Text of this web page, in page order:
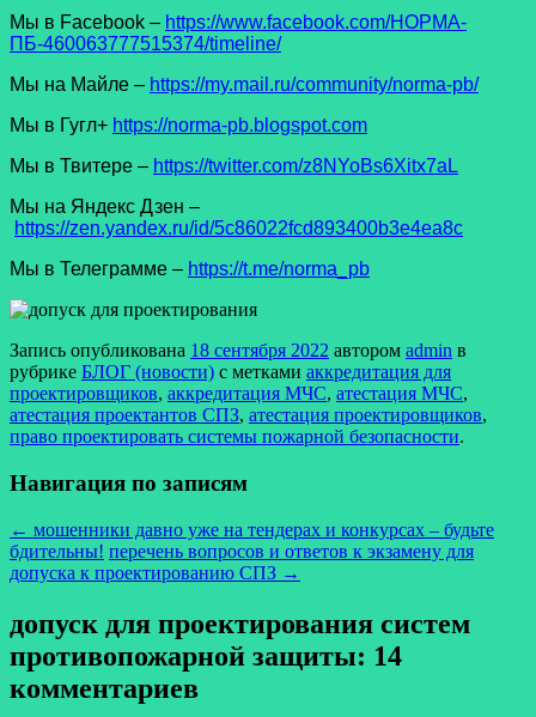
Мы в Facеbook – https://www.facebook.com/НОРМА-
ПБ-460063777515374/timeline/
Мы на Майле – https://my.mail.ru/community/norma-pb/
Мы в Гугл+ https://norma-pb.blogspot.com
Мы в Твитере – https://twitter.com/z8NYoBs6Xitx7aL
Мы на Яндекс Дзен –
https://zen.yandex.ru/id/5c86022fcd893400b3e4ea8c
Мы в Телеграмме – https://t.me/norma_pb
Запись опубликована 18 сентября 2022 автором admin в
рубрике БЛОГ (новости) с метками аккредитация для
проектировщиков, аккредитация МЧС, атестация МЧС,
атестация проектантов СПЗ, атестация проектировщиков,
право проектировать системы пожарной безопасности.
Навигация по записям
← мошенники давно уже на тендерах и конкурсах – будьте
бдительны! перечень вопросов и ответов к экзамену для
допуска к проектированию СПЗ →
допуск для проектирования систем
противопожарной защиты: 14
комментариев